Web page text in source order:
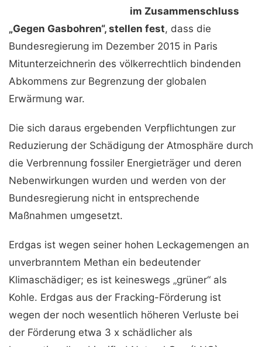
im Zusammenschluss
„Gegen Gasbohren“, stellen fest, dass die
Bundesregierung im Dezember 2015 in Paris
Mitunterzeichnerin des völkerrechtlich bindenden
Abkommens zur Begrenzung der globalen
Erwärmung war.
Die sich daraus ergebenden Verpflichtungen zur
Reduzierung der Schädigung der Atmosphäre durch
die Verbrennung fossiler Energieträger und deren
Nebenwirkungen wurden und werden von der
Bundesregierung nicht in entsprechende
Maßnahmen umgesetzt.
Erdgas ist wegen seiner hohen Leckagemengen an
unverbranntem Methan ein bedeutender
Klimaschädiger; es ist keineswegs „grüner“ als
Kohle. Erdgas aus der Fracking-Förderung ist
wegen der noch wesentlich höheren Verluste bei
der Förderung etwa 3 x schädlicher als